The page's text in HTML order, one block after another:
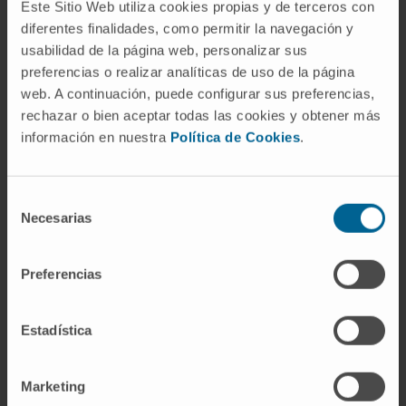
Este Sitio Web utiliza cookies propias y de terceros con
diferentes finalidades, como permitir la navegación y
usabilidad de la página web, personalizar sus
preferencias o realizar analíticas de uso de la página
web. A continuación, puede configurar sus preferencias,
rechazar o bien aceptar todas las cookies y obtener más
información en nuestra Política de Cookies.
Necesarias
Preferencias
Estadística
Marketing
Nuestros autores